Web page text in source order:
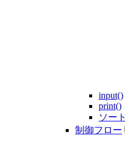
input()
print()
ソート
制御フロー